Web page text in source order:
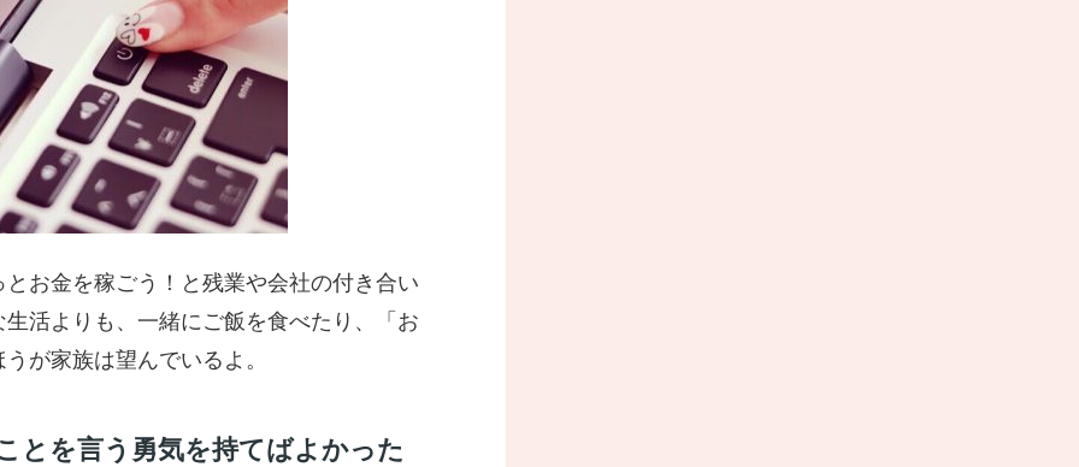
お金を稼ごう！と残業や会社の付き合い
活よりも、一緒にご飯を食べたり、「お
が家族は望んでいるよ。
とを言う勇気を持てばよかった